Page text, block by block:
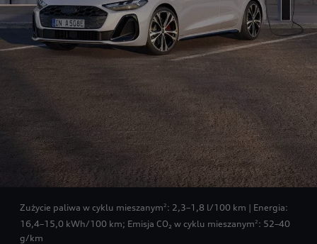
Zużycie paliwa w cyklu mieszanym2 : 2,3–1,8 l/100 km | Energia:
16,4–15,0 kWh/100 km; Emisja CO₂ w cyklu mieszanym 2 : 52–40
g/km